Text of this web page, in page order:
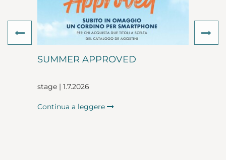
SUMMER APPROVED
stage | 1.7.2026
Continua a leggere
Previous